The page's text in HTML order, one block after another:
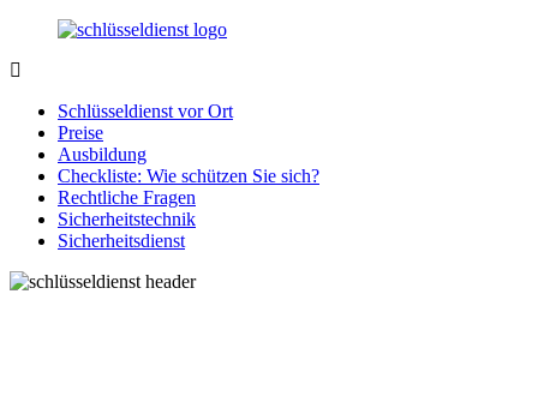
Zurück
Inhalt
Notlage
wird
gelöst!
Schlüsseldienst vor Ort
Preise
Ausbildung
Checkliste: Wie schützen Sie sich?
Rechtliche Fragen
Sicherheitstechnik
Sicherheitsdienst